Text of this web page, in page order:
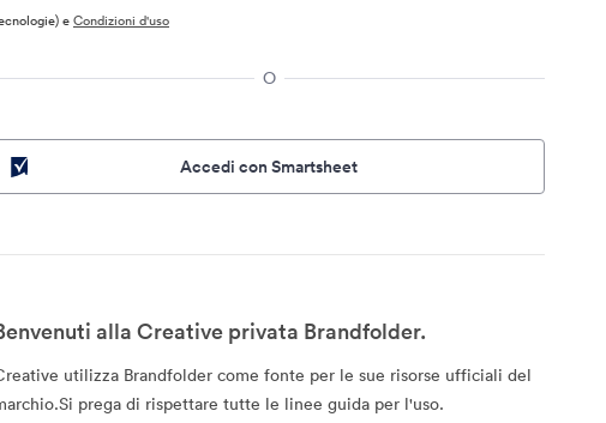
eCondizioni d'uso
O
Accedi con Smartsheet
alla Creative privata Brandfolder.
utilizza Brandfolder come fonte per le sue risorse ufficiali del
prega di rispettare tutte le linee guida per l'uso.